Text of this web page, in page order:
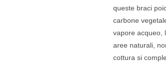
queste braci
carbone
vapore acqueo,
aree naturali,
cottura si